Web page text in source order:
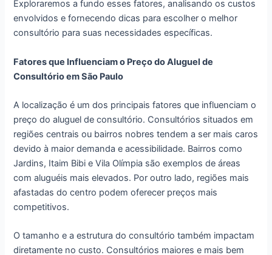
Exploraremos a fundo esses fatores, analisando os custos
envolvidos e fornecendo dicas para escolher o melhor
consultório para suas necessidades específicas.
Fatores que Influenciam o Preço do Aluguel de
Consultório em São Paulo
A localização é um dos principais fatores que influenciam o
preço do aluguel de consultório. Consultórios situados em
regiões centrais ou bairros nobres tendem a ser mais caros
devido à maior demanda e acessibilidade. Bairros como
Jardins, Itaim Bibi e Vila Olímpia são exemplos de áreas
com aluguéis mais elevados. Por outro lado, regiões mais
afastadas do centro podem oferecer preços mais
competitivos.
O tamanho e a estrutura do consultório também impactam
diretamente no custo. Consultórios maiores e mais bem